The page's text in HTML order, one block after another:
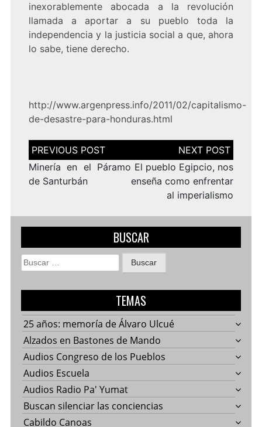
inexorablemente abocada a la revolución
llamada a aportar a su pueblo toda la
independencia y la justicia social a que, ahora
lo sabe, tiene derecho.
http://www.argenpress.info/2011/02/capitalismo-
de-desastre-para-honduras.html
Navegación
de
entradas
Minería en el Páramo
de Santurbán
El pueblo Egipcio, nos
enseña como enfrentar
al imperialismo
BUSCAR
Buscar:
TEMAS
25 años: memoría de Álvaro Ulcué
Alzados en Bastones de Mando
Audios Congreso de los Pueblos
Audios Escuela
Audios Radio Pa' Yumat
Buscan silenciar las conciencias
Cabildo Canoas